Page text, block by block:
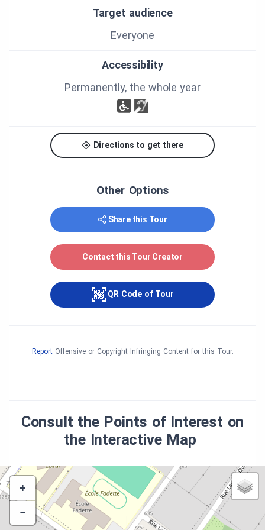
monsieur Mathieu Lacombe, député de Papineau
du Québec et à Simon-Pierre Savard-Tremblay,
Target audience
Everyone
Accessibility
Permanently, the whole year
Directions to get there
Other Options
Share this Tour
Contact this Tour Creator
QR Code of Tour
ReportOffensive or Copyright Infringing Content for this Tour.
Consult the Points of Interest on
the Interactive Map
+
−